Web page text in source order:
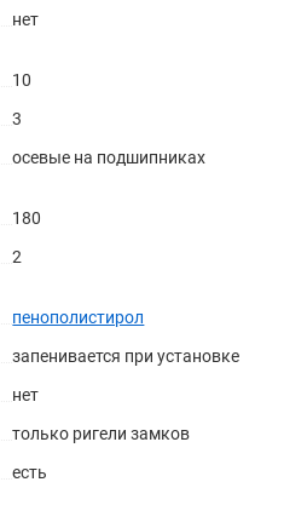
нет
10
3
осевые на подшипниках
180
2
пенополистирол
запенивается при установке
нет
только ригели замков
есть